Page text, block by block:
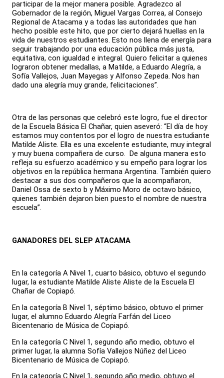
participar de la mejor manera posible. Agradezco al
Gobernador de la región, Miguel Vargas Correa, al Consejo
Regional de Atacama y a todas las autoridades que han
hecho posible este hito, que por cierto dejará huellas en la
vida de nuestros estudiantes. Esto nos llena de energía para
seguir trabajando por una educación pública más justa,
equitativa, con igualdad e integral. Quiero felicitar a quienes
lograron obtener medallas, a Matilde, a Eduardo Alegría, a
Sofía Vallejos, Juan Mayegas y Alfonso Zepeda. Nos han
dado una alegría muy grande, felicitaciones”.
Otra de las personas que celebró este logro, fue el director
de la Escuela Básica El Chañar, quien aseveró: “El día de hoy
estamos muy contentos por el logro de nuestra estudiante
Matilde Aliste. Ella es una excelente estudiante, muy integral
y muy buena compañera de curso. De alguna manera esto
refleja su esfuerzo académico y su empeño para lograr los
objetivos en la república hermana Argentina. También quiero
destacar a sus dos compañeros que la acompañaron,
Daniel Ossa de sexto b y Máximo Moro de octavo básico,
quienes también dejaron bien puesto el nombre de nuestra
escuela”.
GANADORES DEL SLEP ATACAMA
En la categoría A Nivel 1, cuarto básico, obtuvo el segundo
lugar, la estudiante Matilde Aliste Aliste de la Escuela El
Chañar de Copiapó.
En la categoría B Nivel 1, séptimo básico, obtuvo el primer
lugar, el alumno Eduardo Alegría Farfán del Liceo
Bicentenario de Música de Copiapó.
En la categoría C Nivel 1, segundo año medio, obtuvo el
primer lugar, la alumna Sofía Vallejos Núñez del Liceo
Bicentenario de Música de Copiapó.
En la categoría C Nivel 1, segundo año medio, obtuvo el